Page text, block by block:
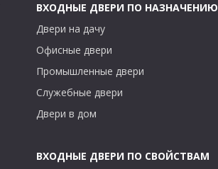
ВХОДНЫЕ ДВЕРИ ПО НАЗНАЧЕНИЮ
Двери на дачу
Офисные двери
Промышленные двери
Служебные двери
Двери в дом
ВХОДНЫЕ ДВЕРИ ПО СВОЙСТВАМ